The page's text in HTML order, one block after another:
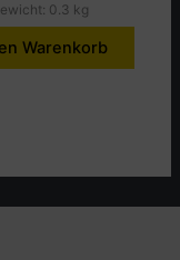
0.3 kg
Warenkorb